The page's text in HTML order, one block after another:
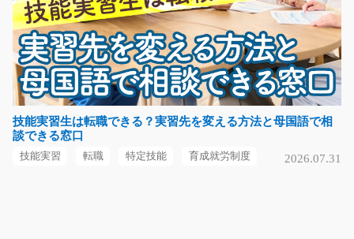
電子製品の組立のお仕事/g05_00565
【高座郡寒川町】駅チカ！快適な環境◎マイカーバイク
通勤可能！空調完備の…
長期（3ヶ月以上）
時給1350円
神奈川県高座郡寒川町
技能実習生は転職できる？実習先を変える方法と母国語で相
談できる窓口
技能実習 転職 特定技能 育成就労制度 2026.07.31